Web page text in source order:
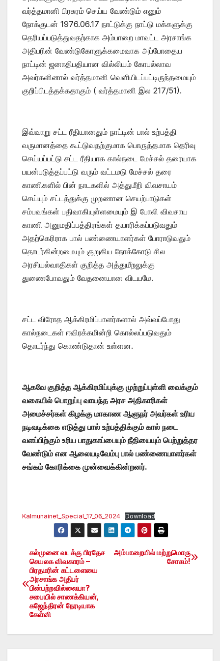
வர்த்தமானி பிரசுரம் செய்ய வேண்டும் எனும்
நோக்குடன் 1976.06.17 நாட்டுக்கு நாட்டு மக்களுக்கு
தெரியப்படுத்துவதற்காக அம்பாறை மாவட்ட அரசாங்க
அதிபரின் வேண்டுகோளுக்கமைவாக அப்போதைய
நாட்டின் ஜனாதிபதியான வில்லியம் கோபல்லாவ
அவர்களினால் வர்த்தமானி வெளியிடப்பட்டிருந்தமையும்
குறிப்பிடத்தக்கதாகும் ( வர்த்தமானி இல 217/51).
இவ்வாறு சட்ட ரீதியானதும் நாட்டின் பால் உற்பத்தி
வருமானத்தை கூட்டுவதற்குமாக பொருத்தமாக தெரிவு
செய்யப்பட்டு சட்ட ரீதியாக கால்நடை மேச்சல் தரையாக
பயன்படுத்தப்பட்டு வரும் வட்டமடு மேச்சல் தரை
காணிகளில் பின் நாடகளில் அத்துமீறி விவசாயம்
செய்யும் சட்டத்துக்கு முறணான செயற்பாடுகள்
சம்பவங்கள் பதிவாகியுள்ளமையும் இ போலி விவசாய
காணி அனுமதிப்பத்திரங்கள் தயாரிக்கப்படுவதும்
அதற்கெரிராக பால் பண்ணையாளர்கள் போராடுவதும்
தொடர்கின்றமையும் குறுகிய நோக்கோடு சில
அரசியல்வாதிகள் குறித்த அத்துமீறலுக்கு
துணைபோவதும் வேதனையான விடயமே.
சட்ட விரோத ஆக்கிரமிப்பாளர்களால் அவ்வப்போது
கால்நடைகள் ஈவிரக்கமின்றி கொல்லப்படுவதும்
தொடர்ந்து கொண்டுதான் உள்ளன.
ஆகவே குறித்த ஆக்கிரமிப்புக்கு முற்றுப்புள்ளி வைக்கும்
வகையில் பொறுப்பு வாயந்த அரச அதிகாரிகள்
அமைச்சர்கள் கிழக்கு மாகாண ஆளுநர் அவர்கள் உரிய
நடிவடிக்கை எடுத்து பால் உற்பத்திக்கும் கால் நடை
வளப்பிற்கும் உரிய பாதுகாப்பையும் நீதியையும் பெற்றுத்தர
வேண்டும் என ஆலையடிவேம்பு பால் பண்ணையாளர்கள்
சங்கம் கோரிக்கை முன்வைக்கின்றனர்.
Kalmunainet_Special_17_06_2024 Download
Post
navigation
அம்பாறையில் மற்றுமொரு
சோகம்!
கல்முனை வடக்கு பிரதேச
செயலக விவகாரம் –
பிரதமரின் கட்டளையை
அரசாங்க அதிபர்
பின்பற்றவில்லையா?
சபையில் சாணக்கியன்,
கஜேந்திரன் நேரடியாக
கேள்வி